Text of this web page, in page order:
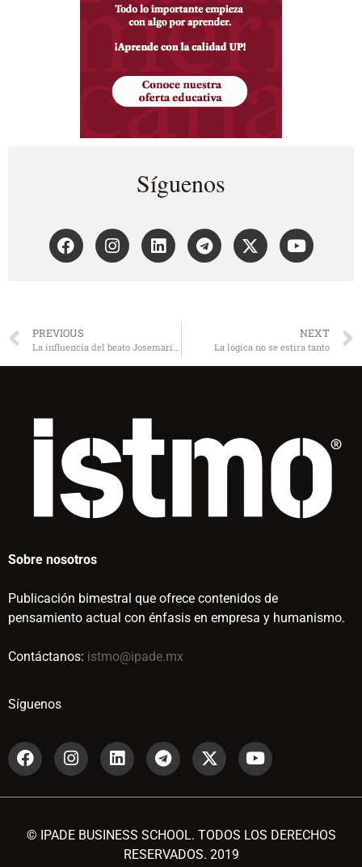
Síguenos
PREVIOUS
La influencia del beato Josemaría Escrivá de Balaguer en la acción directiva
NEXT
La lógica no se estira tanto
Sobre nosotros
Publicación bimestral que ofrece contenidos de
pensamiento actual con énfasis en empresa y humanismo.
Contáctanos: istmo@ipade.mx
Síguenos
© IPADE BUSINESS SCHOOL. TODOS LOS DERECHOS
RESERVADOS. 2019